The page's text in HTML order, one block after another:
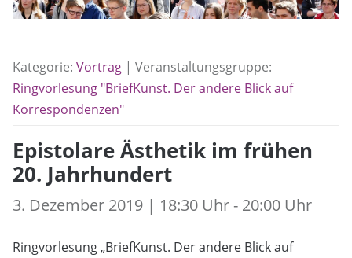
Kategorie: Vortrag | Veranstaltungsgruppe:
Ringvorlesung "BriefKunst. Der andere Blick auf
Korrespondenzen"
Epistolare Ästhetik im frühen
20. Jahrhundert
3. Dezember 2019 | 18:30 Uhr - 20:00 Uhr
Ringvorlesung „BriefKunst. Der andere Blick auf